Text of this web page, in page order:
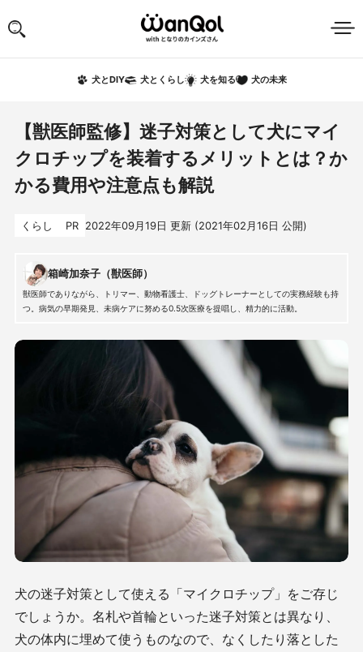
犬とDIY 犬とくらし 犬を知る 犬の未来
【獣医師監修】迷子対策として犬にマイ
クロチップを装着するメリットとは？か
かる費用や注意点も解説
くらし PR 2022年09月19日 更新 (2021年02月16日 公開)
箱崎加奈子（獣医師）
獣医師でありながら、トリマー、動物看護士、ドッグトレーナーとしての実務経験も持
つ。病気の早期発見、未病ケアに努める0.5次医療を提唱し、精力的に活動。
犬の迷子対策として使える「マイクロチップ」をご存じ
でしょうか。名札や首輪といった迷子対策とは異なり、
犬の体内に埋めて使うものなので、なくしたり落とした